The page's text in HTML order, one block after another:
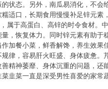
状态。另外，南瓜易消化，不
适口，长期食用慢慢补足锌元素
属于高蛋白、高锌的时令食材。
，恢复体力。同时锌元素有助
加餐小菜，鲜香解馋，养生效
律，容易肝火旺盛、身体疲惫
精神萎靡、身体沉重的问题，
韭菜一直是深受男性喜爱的家